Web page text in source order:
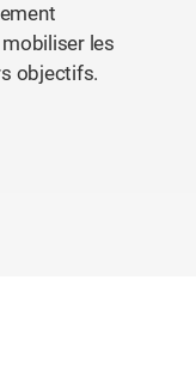
les
objectifs.